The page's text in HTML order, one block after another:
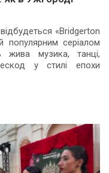
«Bridgerton
популярним серіалом
жива музика, танці,
у стилі епохи